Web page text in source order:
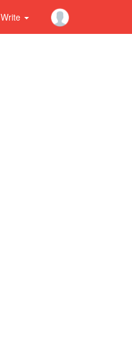
Write